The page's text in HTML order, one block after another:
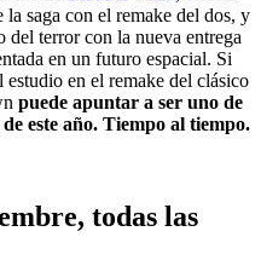
saga con el remake del dos, y
del terror con la nueva entrega
en un futuro espacial. Si
en el remake del clásico
puede apuntar a ser uno de
este año. Tiempo al tiempo.
todas las